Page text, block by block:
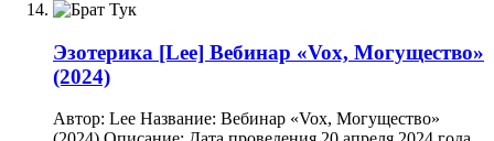
Эзотерика [Lee] Вебинар «Vox, Могущество»
(2024)
Автор: Lee Название: Вебинар «Vox, Могущество»